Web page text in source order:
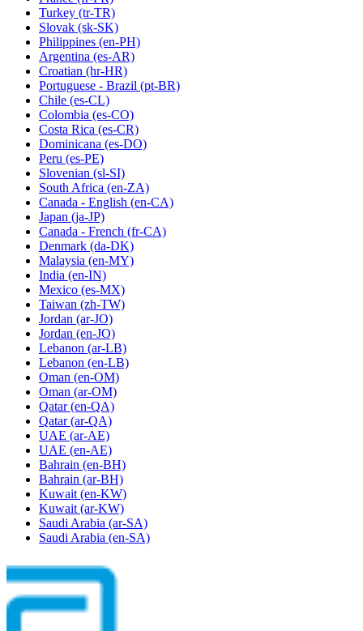
Turkey (tr-TR)
Slovak (sk-SK)
Philippines (en-PH)
Argentina (es-AR)
Croatian (hr-HR)
Portuguese - Brazil (pt-BR)
Chile (es-CL)
Colombia (es-CO)
Costa Rica (es-CR)
Dominicana (es-DO)
Peru (es-PE)
Slovenian (sl-SI)
South Africa (en-ZA)
Canada - English (en-CA)
Japan (ja-JP)
Canada - French (fr-CA)
Denmark (da-DK)
Malaysia (en-MY)
India (en-IN)
Mexico (es-MX)
Taiwan (zh-TW)
Jordan (ar-JO)
Jordan (en-JO)
Lebanon (ar-LB)
Lebanon (en-LB)
Oman (en-OM)
Oman (ar-OM)
Qatar (en-QA)
Qatar (ar-QA)
UAE (ar-AE)
UAE (en-AE)
Bahrain (en-BH)
Bahrain (ar-BH)
Kuwait (en-KW)
Kuwait (ar-KW)
Saudi Arabia (ar-SA)
Saudi Arabia (en-SA)